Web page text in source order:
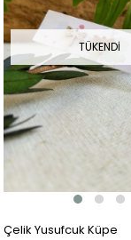
TÜKENDI
Çelik Yusufcuk Küpe